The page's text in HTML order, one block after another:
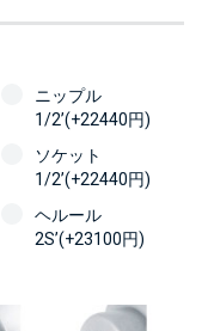
ニップル
1/2’(+22440円)
ソケット
1/2’(+22440円)
ヘルール
2S’(+23100円)